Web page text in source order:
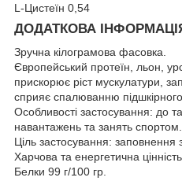
L-Цистеїн 0,54
ДОДАТКОВА
Зручна кілограмова фасовка.
Європейський протеїн, льон,
прискорює ріст мускулатури,
сприяє спалюванню
Особливості застосування: до
навантажень та занять спортом.
Ціль застосування: заповнення
Харчова та енергетична
Белки 99 г/100 гр.